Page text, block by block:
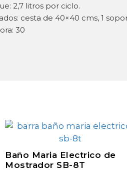
2,7 litros por ciclo.
cesta de 40×40 cms, 1
30
Baño Maria Electrico de
Mostrador SB-8T